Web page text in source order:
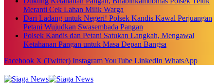
Meranti Cek Lahan Milik Warga
Dari Ladang untuk Negeri! Polsek Kandis Kawal Perjuangan
Petani Wujudkan Swasembada Pangan
Polsek Kandis dan Petani Satukan Langkah, Mengawal
Ketahanan Pangan untuk Masa Depan Bangsa
Facebook X (Twitter) InstagramYouTube LinkedIn WhatsApp